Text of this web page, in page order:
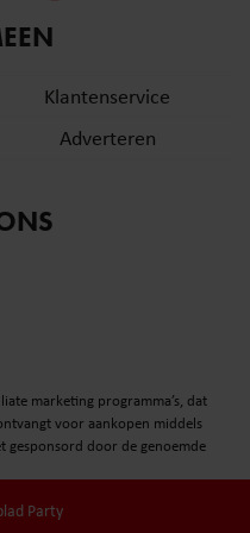
en analyse. Deze
of die ze hebben
van hun services. U
Klantenservice
Adverteren
marketing programma’s, dat
voor aankopen middels
gesponsord door de genoemde
Party